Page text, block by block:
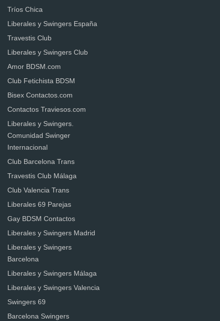
Tríos Chica
Liberales y Swingers España
Travestis Club
Liberales y Swingers Club
Amor BDSM.com
Club Fetichista BDSM
Bisex Contactos.com
Contactos Traviesos.com
Liberales y Swingers.
Comunidad Swinger
Internacional
Club Barcelona Trans
Travestis Club Málaga
Club Valencia Trans
Liberales 69 Parejas
Gay BDSM Contactos
Liberales y Swingers Madrid
Liberales y Swingers
Barcelona
Liberales y Swingers Málaga
Liberales y Swingers Valencia
Swingers 69
Barcelona Swingers